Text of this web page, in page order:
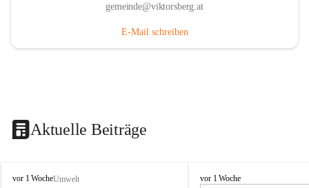
gemeinde@viktorsberg.at
E-Mail schreiben
Aktuelle Beiträge
V
vor 1 WocheUmwelt
V
vor 1 Woche